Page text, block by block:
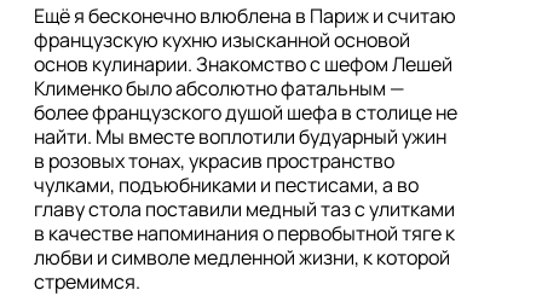
Ещё я бесконечно влюблена в Париж и считаю
французскую кухню изысканной основой
основ кулинарии. Знакомство с шефом Лешей
Клименко было абсолютно фатальным —
более французского душой шефа в столице не
найти. Мы вместе воплотили будуарный ужин
в розовых тонах, украсив пространство
чулками, подъюбниками и пестисами, а во
главу стола поставили медный таз с улитками
в качестве напоминания о первобытной тяге к
любви и символе медленной жизни, к которой
стремимся.